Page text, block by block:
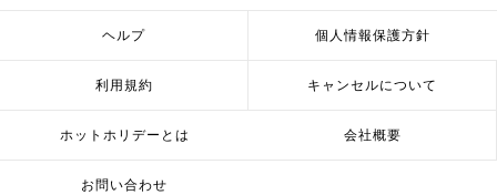
ヘルプ 個人情報保護方針
利用規約 キャンセルについて
ホットホリデーとは 会社概要
お問い合わせ